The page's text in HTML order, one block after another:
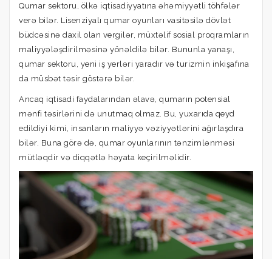
Qumar sektoru, ölkə iqtisadiyyatına əhəmiyyətli töhfələr
verə bilər. Lisenziyalı qumar oyunları vasitəsilə dövlət
büdcəsinə daxil olan vergilər, müxtəlif sosial proqramların
maliyyələşdirilməsinə yönəldilə bilər. Bununla yanaşı,
qumar sektoru, yeni iş yerləri yaradır və turizmin inkişafına
da müsbət təsir göstərə bilər.
Ancaq iqtisadi faydalarından əlavə, qumarın potensial
mənfi təsirlərini də unutmaq olmaz. Bu, yuxarıda qeyd
edildiyi kimi, insanların maliyyə vəziyyətlərini ağırlaşdıra
bilər. Buna görə də, qumar oyunlarının tənzimlənməsi
mütləqdir və diqqətlə həyata keçirilməlidir.